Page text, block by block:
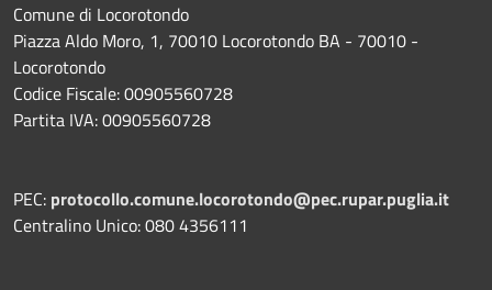
Comune di Locorotondo
Piazza Aldo Moro, 1, 70010 Locorotondo BA - 70010 -
Locorotondo
Codice Fiscale: 00905560728
Partita IVA: 00905560728
PEC: protocollo.comune.locorotondo@pec.rupar.puglia.it
Centralino Unico: 080 4356111